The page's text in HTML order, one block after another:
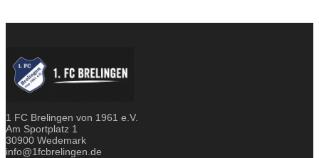
1 FC Brelingen von 1961 e.V.
Am Sportplatz 1
30900 Wedemark
info@1fcbrelingen.de